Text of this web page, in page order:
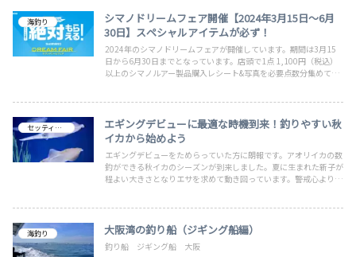
海釣り
シマノドリームフェア開催【2024年3月15日～6月
30日】スペシャルアイテムが必ず！
2024年のシマノドリームフェアが開催しています。期間は3月15
日から6月30日までとなっています。店頭で1点 1,100円（税込）
以上のシマノルアー製品購入レシート&写真を必要点数分集めて特
セッティング
エギングデビューに最適な時機到来！釣りやすい秋
イカから始めよう
エギングデビューをためらっていた方に朗報です。アオリイカの数
釣ができる秋イカのシーズンが到来しました。夏に生まれた新子が
程よい大きさとなりエサを求めて動き回っています。警戒心よりも
海釣り 大阪湾の釣り船（ジギング船編）
釣り船 ジギング船 大阪